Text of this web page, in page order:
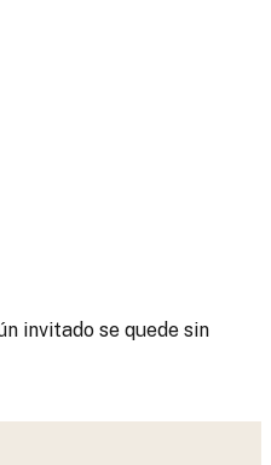
invitado se quede sin